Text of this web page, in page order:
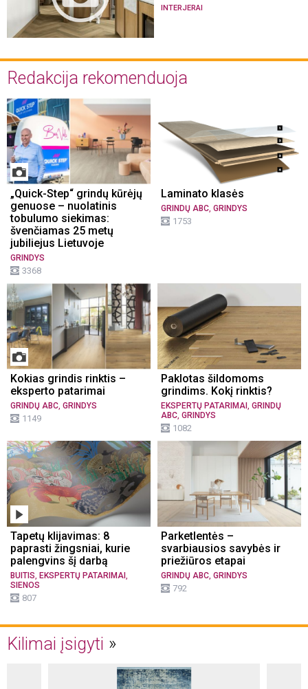
INTERJERAI
Redakcija rekomenduoja
„Quick-Step“ grindų kūrėjų
genuose – nuolatinis
tobulumo siekimas:
švenčiamas 25 metų
jubiliejus Lietuvoje
GRINDYS
3368
Laminato klasės
GRINDŲ ABC GRINDYS
1753
Kokias grindis rinktis –
eksperto patarimai
GRINDŲ ABC, GRINDYS
1149
Paklotas šildomoms
grindims. Kokį rinktis?
EKSPERTŲ PATARIMAI , GRINDŲ
ABC, GRINDYS
1082
Tapetų klijavimas: 8
paprasti žingsniai, kurie
palengvins šį darbą
BUITIS, EKSPERTŲ PATARIMAI ,
SIENOS
807
Parketlentės –
svarbiausios savybės ir
priežiūros etapai
GRINDŲ ABC, GRINDYS
792
Kilimai įsigyti